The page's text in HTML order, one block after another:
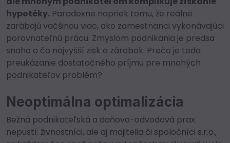
hypotéky. Paradoxne napriek tomu, že reálne
zarábajú väčšinou viac, ako zamestnanci vykonávajúci
porovnateľnú prácu. Zmyslom podnikania je predsa
snaha o čo najvyšší zisk a zárobok. Prečo je teda
preukázanie dostatočného príjmu pre mnohých
podnikateľov problém?
Neoptimálna optimalizácia
Bežná podnikateľská a daňovo-odvodová prax
nepustí: živnostníci, ale aj majitelia či spoločníci s.r.o.,